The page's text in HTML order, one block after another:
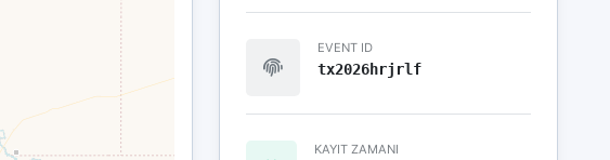
EVENT ID
tx2026hrjrlf
KAYIT ZAMANI